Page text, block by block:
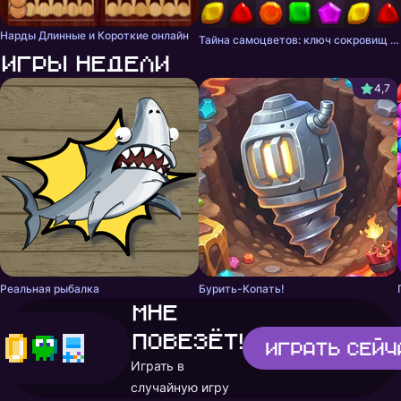
Нарды Длинные и Короткие онлайн Тайна самоцветов: ключ сокровищ - три в ряд
Игры недели
Реальная рыбалка
4,7
Бурить-Копать!
Мне
повезёт!
Играть в
случайную игру
Играть